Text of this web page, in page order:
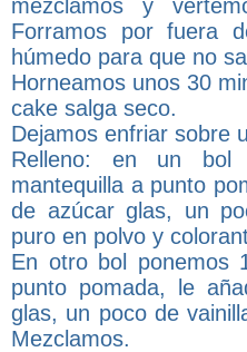
mezclamos y
Forramos por fuera
húmedo para que no
Horneamos unos 30
cake salga seco.
Dejamos enfriar sobre
Relleno: en un
mantequilla a punto
de azúcar glas, un
puro en polvo y
En otro bol ponemos
punto pomada, le
glas, un poco de
Mezclamos.